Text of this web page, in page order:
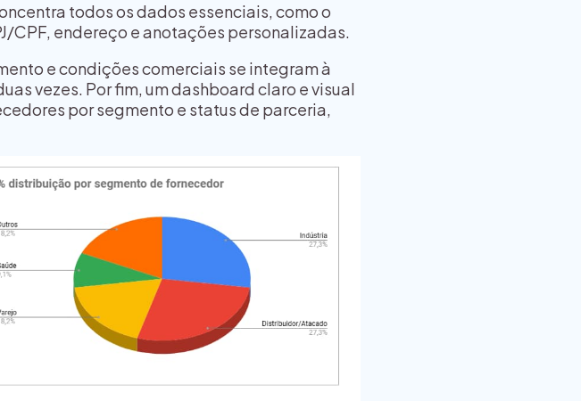
todos os dados essenciais, como o
CPF, endereço e anotações personalizadas.
e condições comerciais se integram à
vezes. Por fim, um dashboard claro e visual
por segmento e status de parceria,